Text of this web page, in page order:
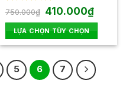
phẩm
Được xếp
5.00
5 sao
750.000₫ Giá
gốc
là:
750.000₫.
410.000₫Giá
hiện
tại
là:
LỰA CHỌN TÙY CHỌN
Sản
này
có
5 6 7